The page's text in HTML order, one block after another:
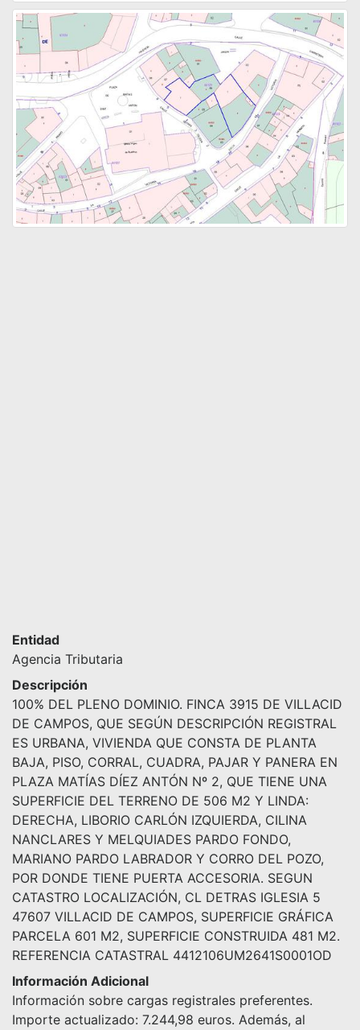
Entidad
Agencia Tributaria
Descripción
100% DEL PLENO DOMINIO. FINCA 3915 DE VILLACID
DE CAMPOS, QUE SEGÚN DESCRIPCIÓN REGISTRAL
ES URBANA, VIVIENDA QUE CONSTA DE PLANTA
BAJA, PISO, CORRAL, CUADRA, PAJAR Y PANERA EN
PLAZA MATÍAS DÍEZ ANTÓN Nº 2, QUE TIENE UNA
SUPERFICIE DEL TERRENO DE 506 M2 Y LINDA:
DERECHA, LIBORIO CARLÓN IZQUIERDA, CILINA
NANCLARES Y MELQUIADES PARDO FONDO,
MARIANO PARDO LABRADOR Y CORRO DEL POZO,
POR DONDE TIENE PUERTA ACCESORIA. SEGUN
CATASTRO LOCALIZACIÓN, CL DETRAS IGLESIA 5
47607 VILLACID DE CAMPOS, SUPERFICIE GRÁFICA
PARCELA 601 M2, SUPERFICIE CONSTRUIDA 481 M2.
REFERENCIA CATASTRAL 4412106UM2641S0001OD
Información Adicional
Información sobre cargas registrales preferentes.
Importe actualizado: 7.244,98 euros. Además, al